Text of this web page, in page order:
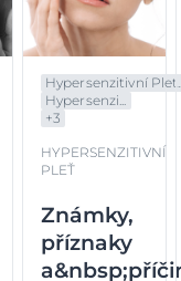
Hypersenzitivní Pleť...
Hypersenzi...
+3
HYPERSENZITIVNÍ
PLEŤ
Známky,
příznaky